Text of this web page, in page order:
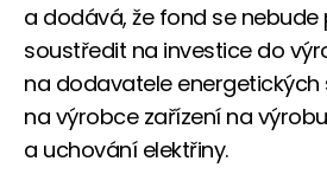
a dodává, že fond se nebude
soustředit na investice do
na dodavatele
na výrobce zařízení na
a uchování elektřiny.